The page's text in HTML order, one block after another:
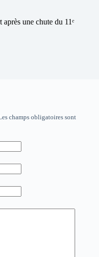
une chute du 11ᵉ
champs obligatoires sont